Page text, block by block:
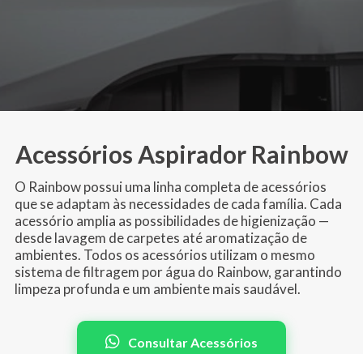
Acessórios Aspirador Rainbow
O Rainbow possui uma linha completa de acessórios
que se adaptam às necessidades de cada família. Cada
acessório amplia as possibilidades de higienização —
desde lavagem de carpetes até aromatização de
ambientes. Todos os acessórios utilizam o mesmo
sistema de filtragem por água do Rainbow, garantindo
limpeza profunda e um ambiente mais saudável.
Consultar Acessórios